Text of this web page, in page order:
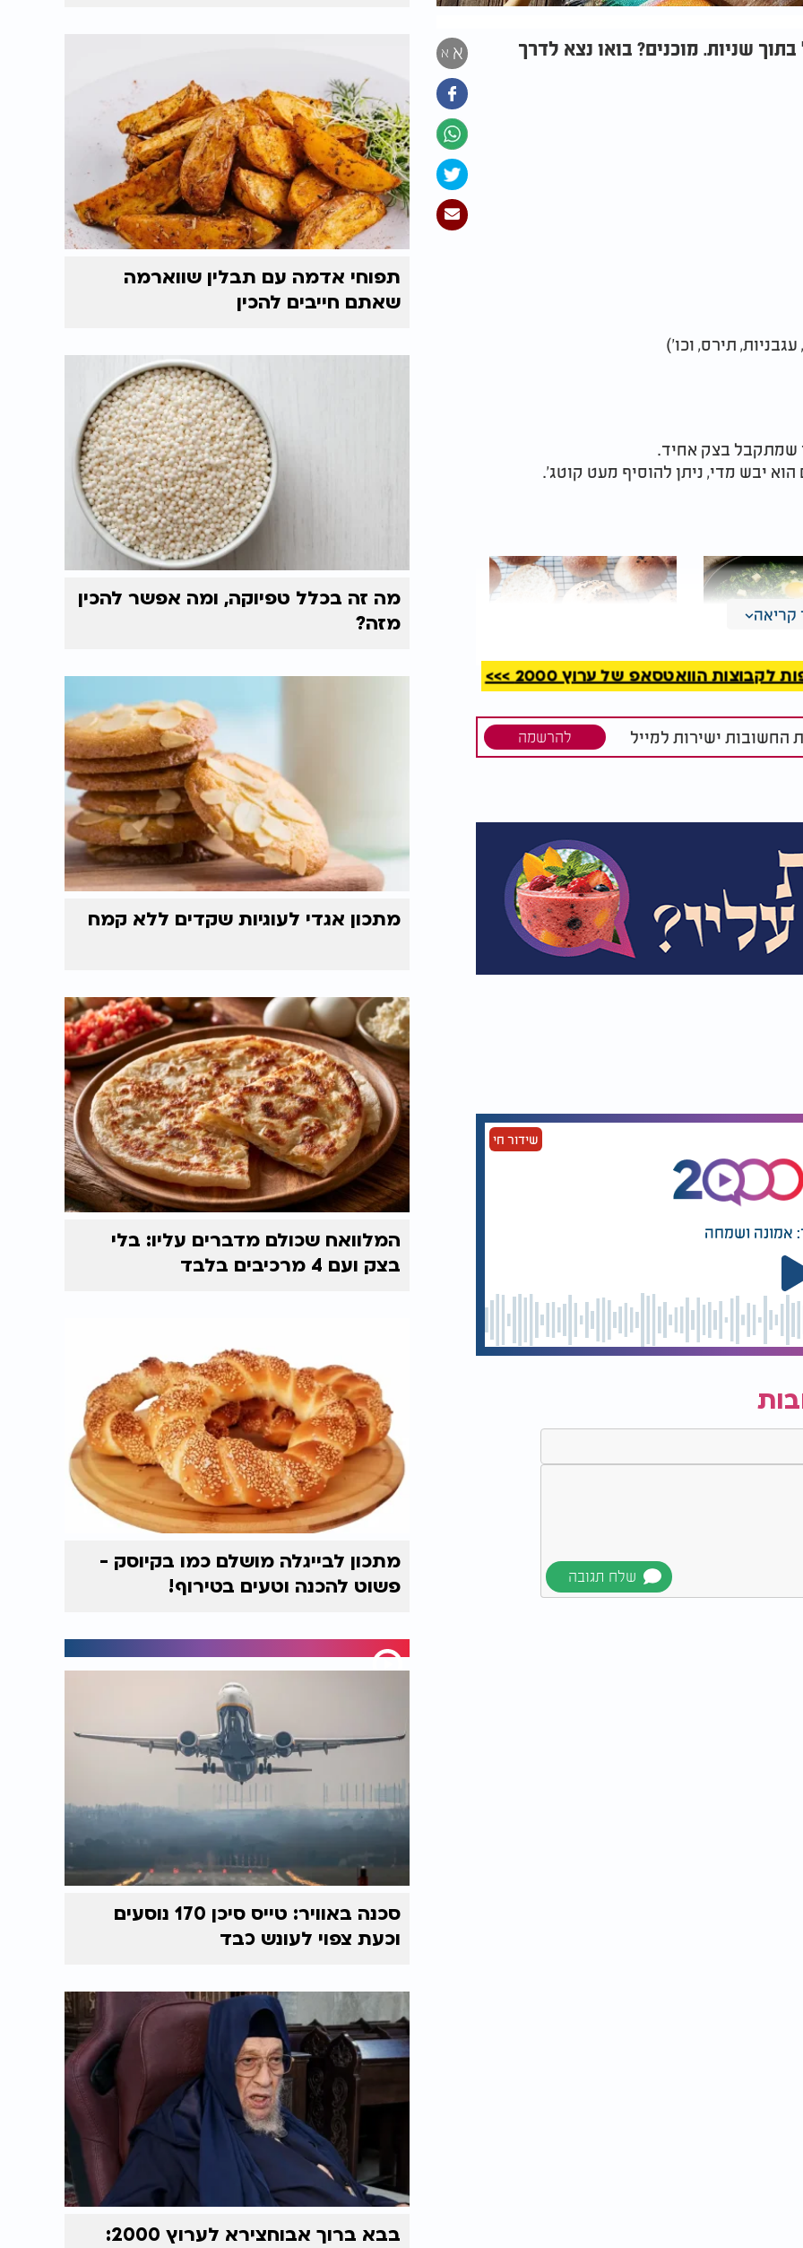
א א שניות. מוכנים? בואו נצא לדרך
תירס, וכו')
שמתקבל בצק אחיד.
יבש מדי, ניתן להוסיף מעט קוטג'.
- שלא
צריכים
מתכון ללחמניות קיטו עם
גרעינים ועשבי תיבול
תערובת אחידה.
הוואטסאפ של ערוץ 2000 >>>
החשובות ישירות למייל להרשמה
שידור חי
אמונה ושמחה
תפוחי אדמה עם תבלין שווארמה
שאתם חייבים להכין
מה זה בכלל טפיוקה, ומה אפשר להכין
מזה?
מתכון אגדי לעוגיות שקדים ללא קמח
המלוואח שכולם מדברים עליו: בלי
בצק ועם 4 מרכיבים בלבד
מתכון לבייגלה מושלם כמו בקיוסק -
פשוט להכנה וטעים בטירוף!
סכנה באוויר: טייס סיכן 170 נוסעים
וכעת צפוי לעונש כבד
בבא ברוך אבוחצירא לערוץ 2000: